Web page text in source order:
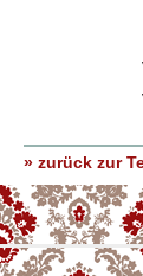
» zurück zur